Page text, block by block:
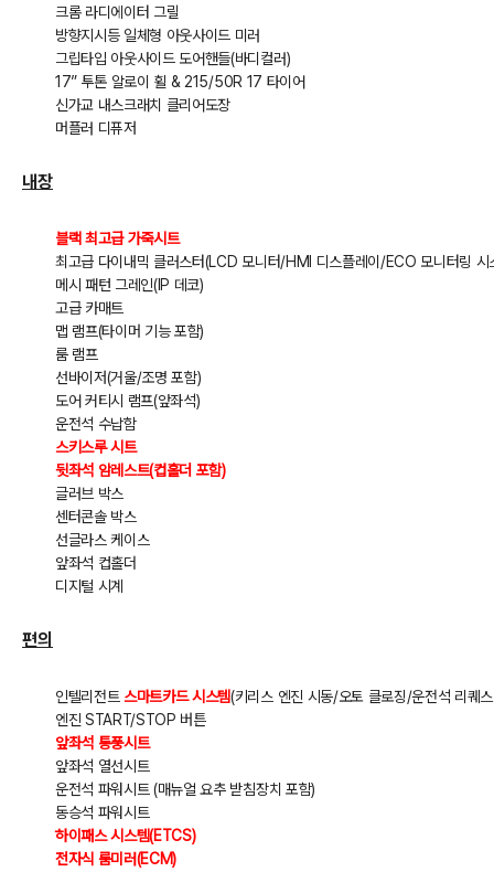
크롬 라디에이터 그릴
방향지시등 일체형 아웃사이드 미러
그립타입 아웃사이드 도어핸들(바디컬러)
17” 투톤 알로이 휠 & 215/50R 17 타이어
신가교 내스크래치 클리어도장
머플러 디퓨저
내장
블랙 최고급 가죽시트
최고급 다이내믹 클러스터(LCD 모니터/HMI 디스플레이/ECO 모니터링
메시 패턴 그레인(IP 데코)
고급 카매트
맵 램프(타이머 기능 포함)
룸 램프
선바이저(거울/조명 포함)
도어 커티시 램프(앞좌석)
운전석 수납함
스키스루 시트
뒷좌석 암레스트(컵홀더 포함)
글러브 박스
센터콘솔 박스
선글라스 케이스
앞좌석 컵홀더
디지털 시계
편의
인텔리전트 스마트카드 시스템(키리스 엔진 시동/오토 클로징/운전석 리퀘
엔진 START/STOP 버튼
앞좌석 통풍시트
앞좌석 열선시트
운전석 파워시트 (매뉴얼 요추 받침장치 포함)
동승석 파워시트
하이패스 시스템(ETCS)
전자식 룸미러(ECM)